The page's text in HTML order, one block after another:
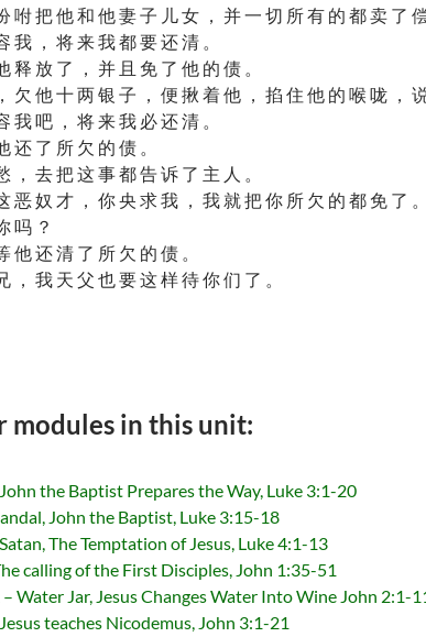
咐 把 他 和 他 妻 子 儿 女 ， 并 一 切 所 有 的 都 卖 了 偿
我 ， 将 来 我 都 要 还 清 。
释 放 了 ， 并 且 免 了 他 的 债 。
欠 他 十 两 银 子 ， 便 揪 着 他 ， 掐 住 他 的 喉 咙 ，
我 吧 ， 将 来 我 必 还 清 。
还 了 所 欠 的 债 。
， 去 把 这 事 都 告 诉 了 主 人 。
奴 才 ， 你 央 求 我 ， 我 就 把 你 所 欠 的 都 免 了 。
吗 ？
他 还 清 了 所 欠 的 债 。
我 天 父 也 要 这 样 待 你 们 了 。
modules in this unit:
the Baptist Prepares the Way, Luke 3:1-20
John the Baptist, Luke 3:15-18
The Temptation of Jesus, Luke 4:1-13
calling of the First Disciples, John 1:35-51
Jar, Jesus Changes Water Into Wine John 2:1-
teaches Nicodemus, John 3:1-21